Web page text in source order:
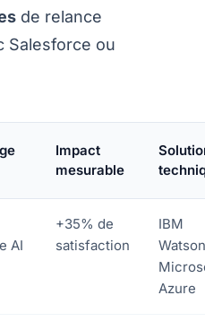
de relance
Salesforce ou
Impact
mesurable
AI
+35% de
satisfaction
IBM
Azure